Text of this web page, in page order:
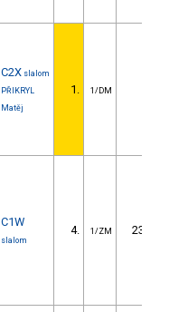
C2X slalom
PŘIKRYL
Matěj
1. 1/DM
C1W
slalom
4. 1/ZM 23.73